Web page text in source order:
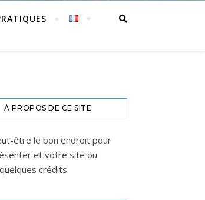
À PROPOS DE CE SITE
être le bon endroit pour
et votre site ou
crédits.